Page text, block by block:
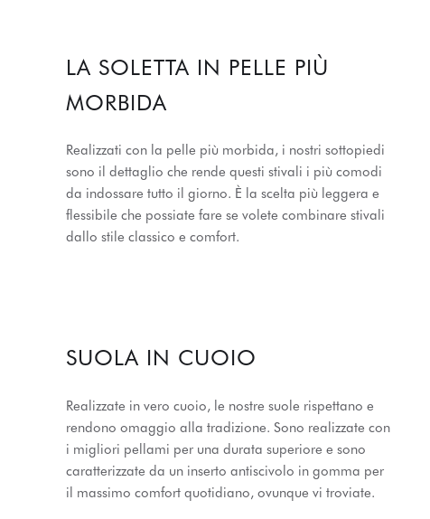
LA SOLETTA IN PELLE PIÙ
MORBIDA
Realizzati con la pelle più morbida, i nostri sottopiedi
sono il dettaglio che rende questi stivali i più comodi
da indossare tutto il giorno. È la scelta più leggera e
flessibile che possiate fare se volete combinare stivali
dallo stile classico e comfort.
SUOLA IN CUOIO
Realizzate in vero cuoio, le nostre suole rispettano e
rendono omaggio alla tradizione. Sono realizzate con
i migliori pellami per una durata superiore e sono
caratterizzate da un inserto antiscivolo in gomma per
il massimo comfort quotidiano, ovunque vi troviate.